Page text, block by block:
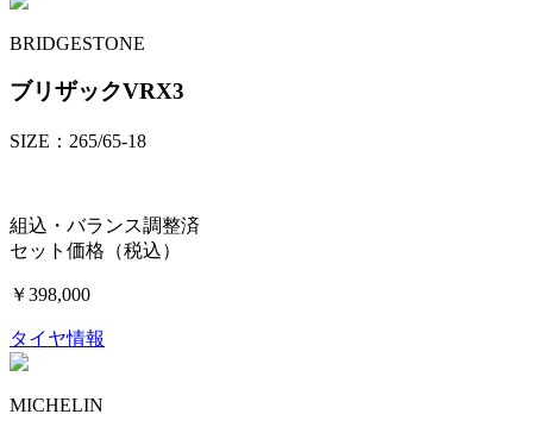
BRIDGESTONE
ブリザックVRX3
SIZE：265/65-18
組込・バランス調整済
セット価格（税込）
￥398,000
タイヤ情報
MICHELIN